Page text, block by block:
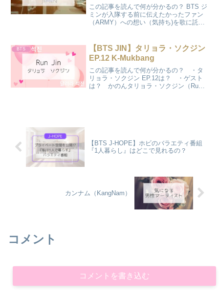
をリリース
この記事を読んで何が分かるの？ BTS ジ
ミンが入隊する前に伝えたかったファン
（ARMY）への想い（気持ち)を歌に託し
This』はどこで聴ける？ファン（ARM...
BTS
【BTS JIN】タリョラ・ソクジン
EP.12 K-Mukbang
この記事を読んで何が分かるの？ ・タ
リョラ・ソクジン EP.12は？ ・ゲスト
は？ かのんタリョラ・ソクジン（Run
【BTS J-HOPE】ホビのバラエティ番組
『1人暮らし』はどこで見れるの？
カンナム（KangNam）
コメント
コメントを書き込む